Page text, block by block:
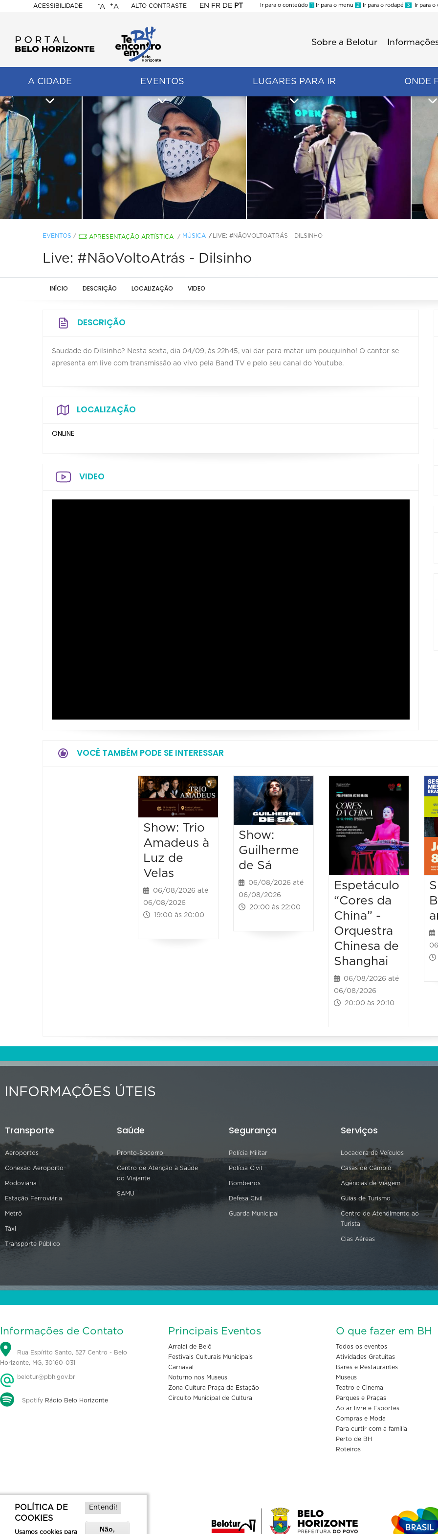
ACESSIBILIDADE
BELO
HORIZONTE
-A +A ALTO CONTRASTE EN FR DE PT
Ir para o conteúdo 1 Ir para o menu 2 Ir para o rodapé 3 Ir para o
Sobre a Belotur
A CIDADE EVENTOS LUGARES PARA IR ONDE
EVENTOS / APRESENTAÇÃO ARTÍSTICA / MÚSICA LIVE: #NÃOVOLTOATRÁS - DILSINHO
Live: #NãoVoltoAtrás - Dilsinho
INÍCIO DESCRIÇÃO LOCALIZAÇÃO VIDEO
DESCRIÇÃO
Saudade do Dilsinho? Nesta sexta, dia 04/09, às 22h45, vai dar para matar um pouquinho! O cantor se
apresenta em live com transmissão ao vivo pela Band TV e pelo seu canal do Youtube.
LOCALIZAÇÃO
ONLINE
VIDEO
VOCÊ TAMBÉM PODE SE INTERESSAR
Show: Trio
Amadeus à
Luz de
Velas
06/08/2026 até
06/08/2026
19:00 às 20:00
Show:
Guilherme
de Sá
06/08/2026 até
06/08/2026
20:00 às 22:00
Espetáculo
“Cores da
China” -
Orquestra
Chinesa de
Shanghai
06/08/2026 até
06/08/2026
20:00 às 20:10
INFORMAÇÕES ÚTEIS
Transporte
Aeroportos
Conexão Aeroporto
Rodoviária
Estação Ferroviária
Metrô
Táxi
Transporte Público
Saúde
Pronto-Socorro
Centro de Atenção à Saúde
do Viajante
SAMU
Segurança
Polícia Militar
Polícia Civil
Bombeiros
Defesa Civil
Guarda Municipal
Serviços
Locadora de Veículos
Casas de Câmbio
Agências de Viagem
Guias de Turismo
Centro de Atendimento ao
Turista
Cias Aéreas
Informações de Contato
Rua Espírito Santo, 527 Centro - Belo
Horizonte, MG, 30160-031
belotur@pbh.gov.br
Spotify Rádio Belo Horizonte
Principais Eventos
Arraial de Belô
Festivais Culturais Municipais
Carnaval
Noturno nos Museus
Zona Cultura Praça da Estação
Circuito Municipal de Cultura
O que fazer em BH
Todos os eventos
Atividades Gratuitas
Bares e Restaurantes
Museus
Teatro e Cinema
Parques e Praças
Ao ar livre e Esportes
Compras e Moda
Para curtir com a familia
Perto de BH
Roteiros
POLÍTICA DE
COOKIES
Usamos cookies para
Entendi!
Não,